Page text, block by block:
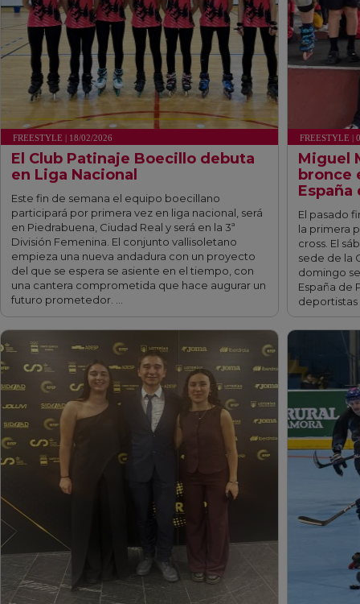
FREESTYLE | 18/02/2026
El Club Patinaje Boecillo debuta
en Liga Nacional
Este fin de semana el equipo boecillano
participará por primera vez en liga nacional, será
en Piedrabuena, Ciudad Real y será en la 3ª
División Femenina. El conjunto vallisoletano
empieza una nueva andadura con un proyecto
del que se espera se asiente en el tiempo, con
una cantera comprometida que hace augurar un
futuro prometedor. …
FREESTYLE |
Miguel
bronce
España
El pasado
la primera
cross. El
sede de la
domingo
España de
deportistas
fff